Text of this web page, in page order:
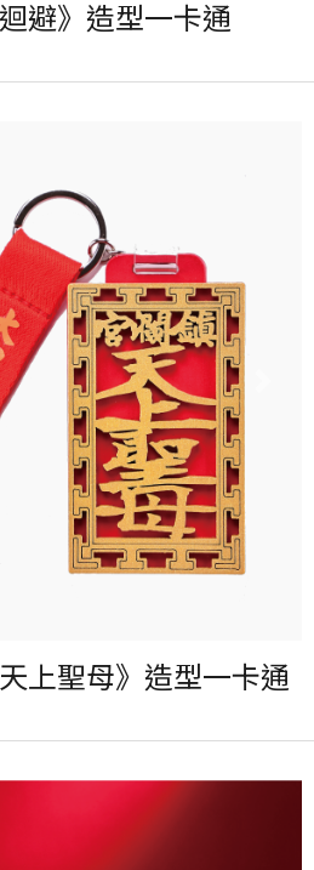
04-20
值卡-普通卡
11:00 起預
即購買
銷售據點
避》造型一卡通
04-20
值卡-普通卡
11:00起預
上聖母》造型一卡通